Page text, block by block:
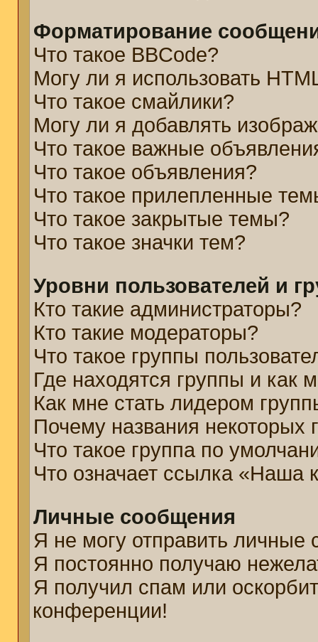
Форматирование
Что такое BBCode?
Могу ли я использовать
Что такое смайлики?
Могу ли я добавлять
Что такое важные
Что такое объявления?
Что такое прилепленные
Что такое закрытые темы?
Что такое значки тем?
Уровни пользователей и
Кто такие администраторы?
Кто такие модераторы?
Что такое группы
Где находятся группы и как
Как мне стать лидером
Почему названия некоторых
Что такое группа по
Что означает ссылка «Наша
Личные сообщения
Я не могу отправить личные
Я постоянно получаю
Я получил спам или
конференции!